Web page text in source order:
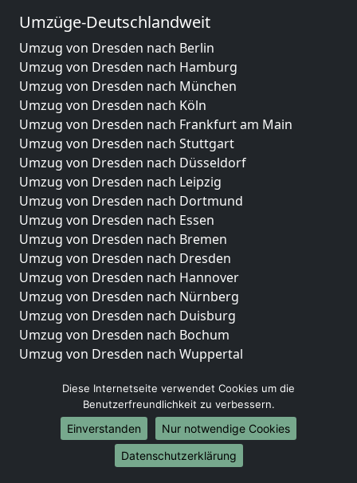
Umzüge-Deutschlandweit
Umzug von Dresden nach Berlin
Umzug von Dresden nach Hamburg
Umzug von Dresden nach München
Umzug von Dresden nach Köln
Umzug von Dresden nach Frankfurt am Main
Umzug von Dresden nach Stuttgart
Umzug von Dresden nach Düsseldorf
Umzug von Dresden nach Leipzig
Umzug von Dresden nach Dortmund
Umzug von Dresden nach Essen
Umzug von Dresden nach Bremen
Umzug von Dresden nach Dresden
Umzug von Dresden nach Hannover
Umzug von Dresden nach Nürnberg
Umzug von Dresden nach Duisburg
Umzug von Dresden nach Bochum
Umzug von Dresden nach Wuppertal
Umzug von Dresden nach Bonn
Umzug von Dresden nach Münster
Internationale-Umzüge
Umzug von Dresden nach Brasilien
Diese Internetseite verwendet Cookies um die
Benutzerfreundlichkeit zu verbessern.
Einverstanden
Nur notwendige Cookies
Datenschutzerklärung